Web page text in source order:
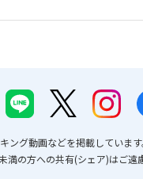
ング動画などを掲載しています
の方への共有(シェア)はご遠